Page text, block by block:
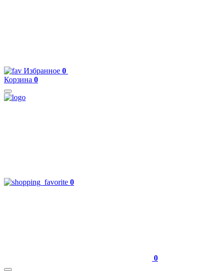
Избранное 0
Корзина 0
0
0